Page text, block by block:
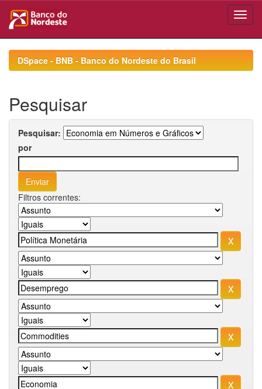
navigationDSpace - BNB - Banco do Nordeste do Brasil
Pesquisar
Pesquisar:
por
Filtros correntes: